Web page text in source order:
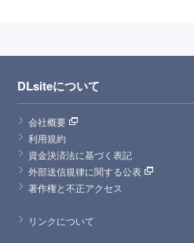
DLsiteについて
会社概要
利用規約
資金決済法に基づく表記
外部送信規律に関する公表
著作権と不正アクセス
リンクについて